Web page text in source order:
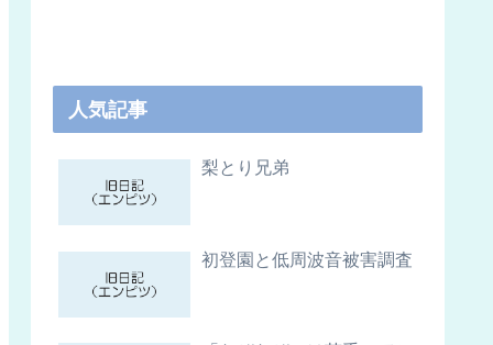
人気記事
梨とり兄弟
初登園と低周波音被害調査